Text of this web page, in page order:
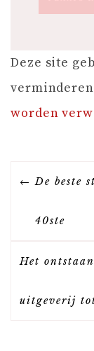
Deze site
worden
B
R
De beste
40ste
Het
uitgeverij